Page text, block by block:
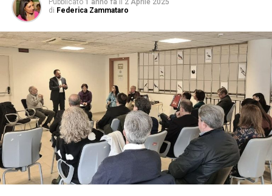
Pubblicato 1 anno fa il 2 Aprile 2025
di Federica Zammataro